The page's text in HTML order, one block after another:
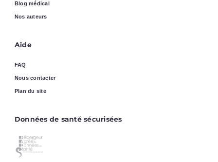
Blog médical
Nos auteurs
Aide
FAQ
Nous contacter
Plan du site
Données de santé sécurisées